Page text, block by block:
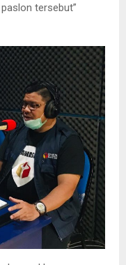
tersebut”